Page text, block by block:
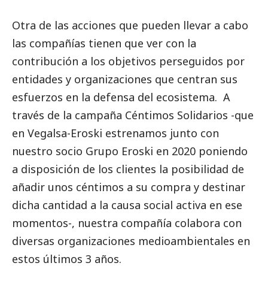
Otra de las acciones que pueden llevar a cabo
las compañías tienen que ver con la
contribución a los objetivos perseguidos por
entidades y organizaciones que centran sus
esfuerzos en la defensa del ecosistema. A
través de la campaña Céntimos Solidarios -que
en Vegalsa-Eroski estrenamos junto con
nuestro socio Grupo Eroski en 2020 poniendo
a disposición de los clientes la posibilidad de
añadir unos céntimos a su compra y destinar
dicha cantidad a la causa social activa en ese
momentos-, nuestra compañía colabora con
diversas organizaciones medioambientales en
estos últimos 3 años.